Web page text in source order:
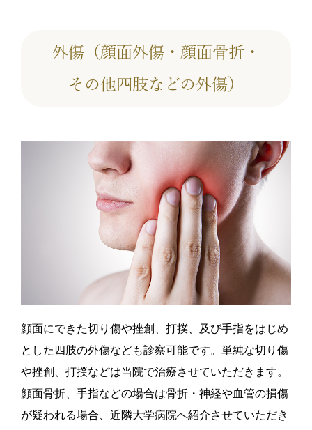
外傷（顔面外傷・顔面骨折・
その他四肢などの外傷）
顔面にできた切り傷や挫創、打撲、及び手指をはじめ
とした四肢の外傷なども診察可能です。単純な切り傷
や挫創、打撲などは当院で治療させていただきます。
顔面骨折、手指などの場合は骨折・神経や血管の損傷
が疑われる場合、近隣大学病院へ紹介させていただき